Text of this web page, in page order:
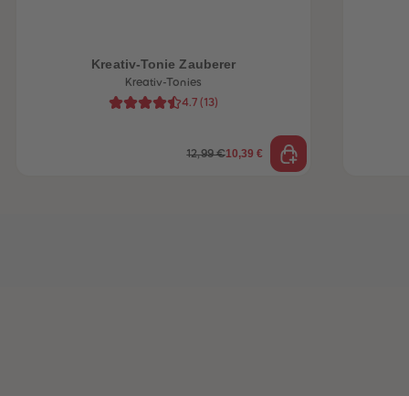
Kreativ-Tonie Zauberer
Kreativ-Tonies
4.7 (13)
12,99 €10,39 €